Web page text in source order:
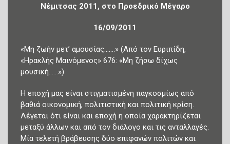
Νέμιτσας 2011, στο Προεδρικό Μέγαρο
16/09/2011
«Μη ζωήν μετ’ αμουσίας…….» (Από τον Ευριπίδη,
«Ηρακλής Μαινόμενος» 676: «Μη ζήσω δίχως
μουσική……»)
Η εποχή μας είναι στιγματισμένη παγκοσμίως από
βαθιά οικονομική, πολιτιστική και πολιτική κρίση.
Λέγεται ότι είναι και εποχή η οποία χαρακτηρίζεται
μεταξύ άλλων και από τον διάλογο και τις ανταλλαγές.
Μία τελετή βράβευσης δύο επιφανών πολιτών και